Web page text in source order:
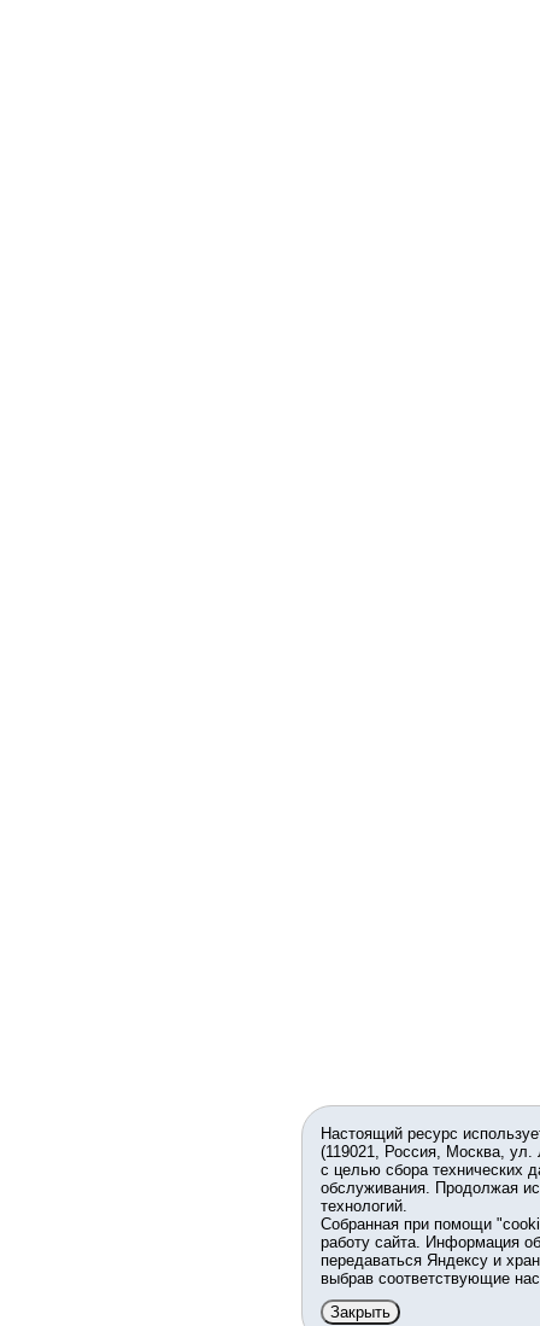
Настоящий ресурс
(119021, Россия, Москва,
с целью сбора технических
обслуживания. Продолжая
технологий.
Собранная при помощи
работу сайта. Информация
передаваться Яндексу и
выбрав соответствующие
Закрыть